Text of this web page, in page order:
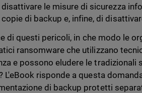
disattivare le misure di sicurezza
copie di backup e, infine, di
di questi pericoli, in che modo le
ransomware che utilizzano
e possono eludere le
L'eBook risponde a questa
di backup protetti